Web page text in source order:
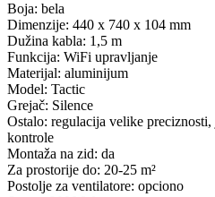
Boja: bela
Dimenzije: 440 x 740 x 104 mm
Dužina kabla: 1,5 m
Funkcija: WiFi upravljanje
Materijal: aluminijum
Model: Tactic
Grejač: Silence
Ostalo: regulacija velike
kontrole
Montaža na zid: da
Za prostorije do: 20-25 m²
Postolje za ventilatore: opciono